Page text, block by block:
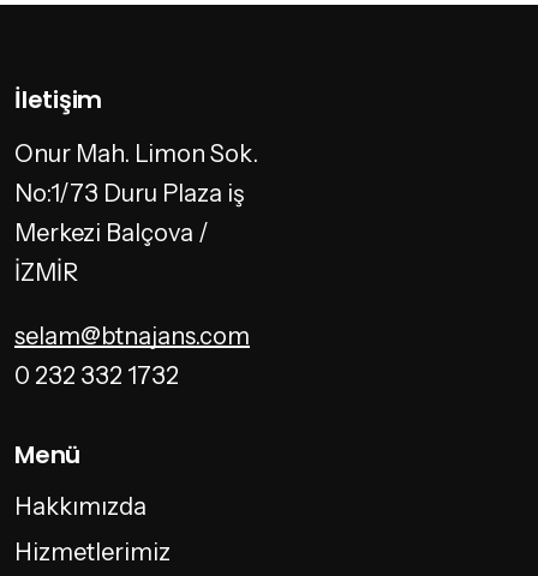
İletişim
Onur Mah. Limon Sok.
No:1/73 Duru Plaza iş
Merkezi Balçova /
İZMİR
selam@btnajans.com
0 232 332 1732
Menü
Hakkımızda
Hizmetlerimiz